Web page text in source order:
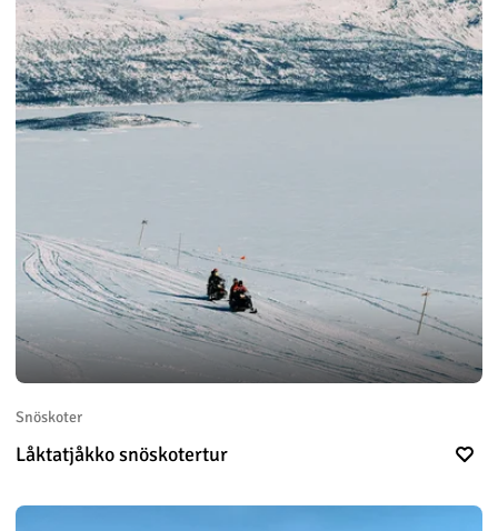
Snöskoter
Låktatjåkko snöskotertur